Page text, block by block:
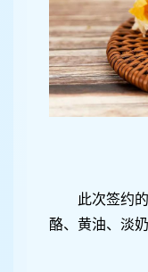
此次签约
酪、黄油、淡